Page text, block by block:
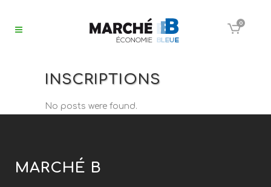
0
INSCRIPTIONS
No posts were found.
MARCHÉ B